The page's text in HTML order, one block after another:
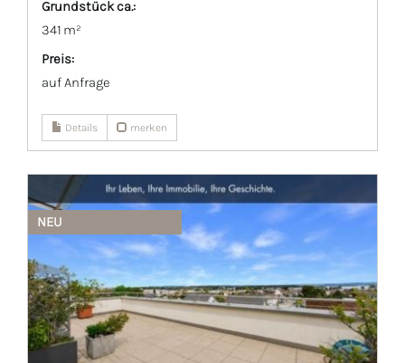
Grund­stück ca.:
341 m²
Preis:
auf Anfrage
Details merken
NEU